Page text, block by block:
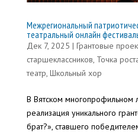
Межрегиональный
театральный онлайн
Дек 7, 2025 | Грантовые
старшеклассников, Точка
театр, Школьный хор
В Вятском многопрофильном
реализация уникального
брат?», ставшего